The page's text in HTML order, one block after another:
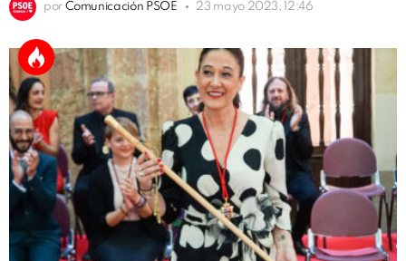
por Comunicación PSOE 23 mayo 2023, 12:46